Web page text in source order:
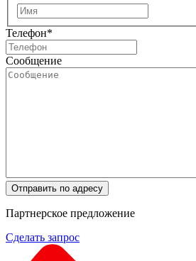
Телефон*
Сообщение
Отправить по адресу
Партнерское предложение
Сделать запрос